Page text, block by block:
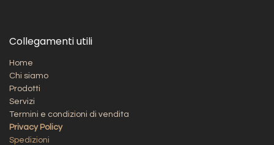
Collegamenti utili
Home
Chi siamo
Prodotti
Servizi
Termini e condizioni di vendita
Privacy Policy
Spedizioni​